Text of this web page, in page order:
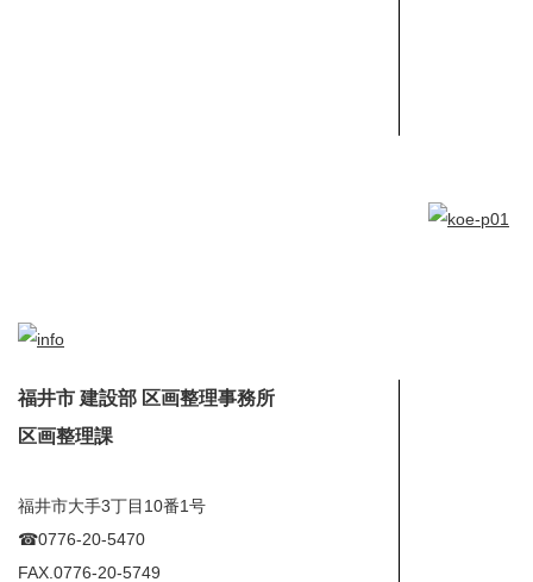
福井市 建設部 区画整理事務所
区画整理課
福井市大手3丁目10番1号
☎︎0776-20-5470
FAX.0776-20-5749